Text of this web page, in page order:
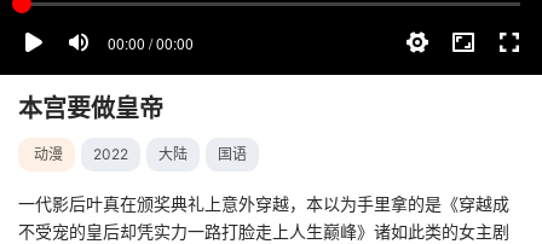
本宫要做皇帝
动漫 2022 大陆 国语
一代影后叶真在颁奖典礼上意外穿越，本以为手里拿的是《穿越成
不受宠的皇后却凭实力一路打脸走上人生巅峰》诸如此类的女主剧